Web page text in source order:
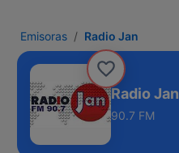
Emisoras Radio Jan
Radio Jan
90.7 FM